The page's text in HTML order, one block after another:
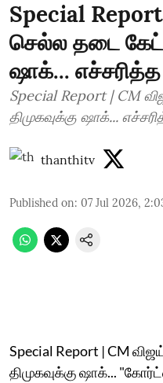
Special
செல்ல தடை
ஷாக்...
Special Report | CM
திமுகவுக்கு ஷாக்...
thanthitv
Published on: 07 Jul 2026,
Special Report | CM
திமுகவுக்கு ஷாக்...